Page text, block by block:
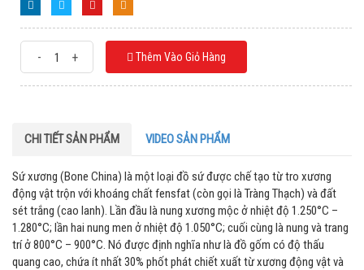
- + Thêm Vào Giỏ Hàng
CHI TIẾT SẢN PHẨM VIDEO SẢN PHẨM
Sứ xương (Bone China) là một loại đồ sứ được chế tạo từ tro xương
động vật trộn với khoáng chất fensfat (còn gọi là Tràng Thạch) và đất
sét trắng (cao lanh). Lần đầu là nung xương mộc ở nhiệt độ 1.250°C –
1.280°C; lần hai nung men ở nhiệt độ 1.050°C; cuối cùng là nung và trang
trí ở 800°C – 900°C. Nó được định nghĩa như là đồ gốm có độ thấu
quang cao, chứa ít nhất 30% phốt phát chiết xuất từ xương động vật và